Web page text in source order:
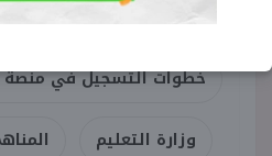
خطوات التسجيل
خطوات التسجيل في منصة
وزارة التعليم